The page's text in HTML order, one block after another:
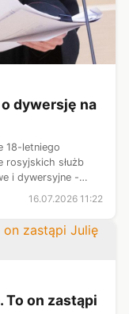
dywersję na
18-letniego
rosyjskich służb
i dywersyjne -
koordynatora
16.07.2026 11:22
To on zastąpi